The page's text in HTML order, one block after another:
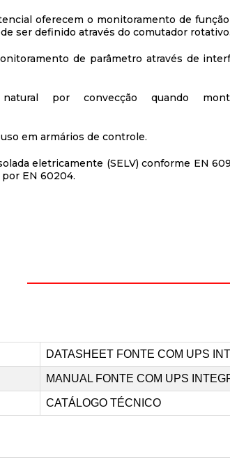
oferecem o monitoramento de função
ser definido através do comutador rotativo.
de parâmetro através de
por convecção quando
em armários de controle.
eletricamente (SELV) conforme EN
por EN 60204.
DATASHEET FONTE COM UPS
MANUAL FONTE COM UPS
CATÁLOGO TÉCNICO